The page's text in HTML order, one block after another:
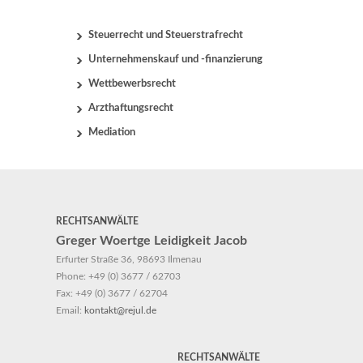
Steuerrecht und Steuerstrafrecht
Unternehmenskauf und -finanzierung
Wettbewerbsrecht
Arzthaftungsrecht
Mediation
RECHTSANWÄLTE
Greger Woertge Leidigkeit Jacob
Erfurter Straße 36, 98693 Ilmenau
Phone: +49 (0) 3677 / 62703
Fax: +49 (0) 3677 / 62704
Email: kontakt@rejul.de
RECHTSANWÄLTE